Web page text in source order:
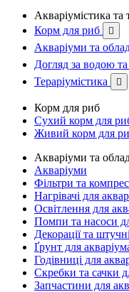
Акваріумістика та
Корм для риб

Акваріуми та
Догляд за водою
Тераріумістика 
Корм для риб
Сухий корм для
Живий корм для
Акваріуми та
Акваріуми
Фільтри та
Нагрівачі для
Освітлення для
Помпи та насоси
Декорації та
Ґрунт для
Годівниці для
Скребки та сачки
Запчастини для